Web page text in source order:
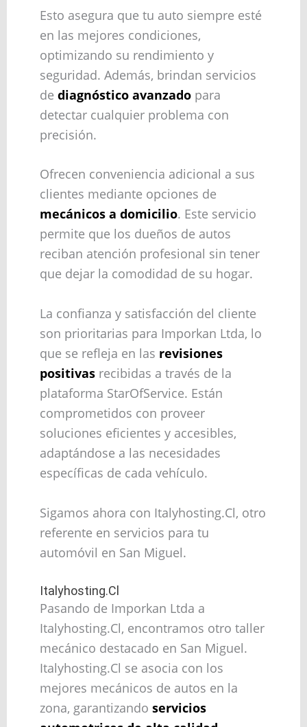
Esto asegura que tu auto siempre esté
en las mejores condiciones,
optimizando su rendimiento y
seguridad. Además, brindan servicios
de diagnóstico avanzadopara
detectar cualquier problema con
precisión.
Ofrecen conveniencia adicional a sus
clientes mediante opciones de
mecánicos a domicilio. Este servicio
permite que los dueños de autos
reciban atención profesional sin tener
que dejar la comodidad de su hogar.
La confianza y satisfacción del cliente
son prioritarias para Imporkan Ltda, lo
que se refleja en las revisiones
positivasrecibidas a través de la
plataforma StarOfService. Están
comprometidos con proveer
soluciones eficientes y accesibles,
adaptándose a las necesidades
específicas de cada vehículo.
Sigamos ahora con Italyhosting.Cl, otro
referente en servicios para tu
automóvil en San Miguel.
Italyhosting.Cl
Pasando de Imporkan Ltda a
Italyhosting.Cl, encontramos otro taller
mecánico destacado en San Miguel.
Italyhosting.Cl se asocia con los
mejores mecánicos de autos en la
zona, garantizando servicios